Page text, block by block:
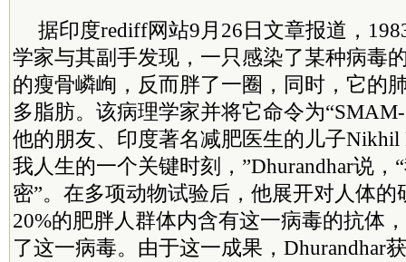
据印度rediff网站9月26日文章报道，
学家与其副手发现，一只感染了某种病毒
的瘦骨嶙峋，反而胖了一圈，同时，它的
多脂肪。该病理学家并将它命令为
他的朋友、印度著名减肥医生的儿子Nikhil
我人生的一个关键时刻，”Dhurandhar说，
密”。在多项动物试验后，他展开对人体的
20%的肥胖人群体内含有这一病毒的抗体
了这一病毒。由于这一成果，Dhurandhar